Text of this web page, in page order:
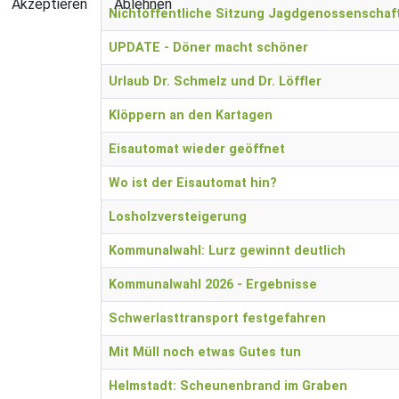
Nichtöffentliche Sitzung
UPDATE - Döner macht schöner
Urlaub Dr. Schmelz und Dr. Löffler
Klöppern an den Kartagen
Eisautomat wieder geöffnet
Wo ist der Eisautomat hin?
Losholzversteigerung
Kommunalwahl: Lurz gewinnt deutlich
Kommunalwahl 2026 - Ergebnisse
Schwerlasttransport festgefahren
Mit Müll noch etwas Gutes tun
Helmstadt: Scheunenbrand im Graben
Akzeptieren Ablehnen